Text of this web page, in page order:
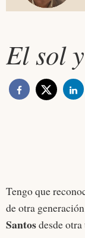
El sol
Tengo que
de otra
Santosdesde